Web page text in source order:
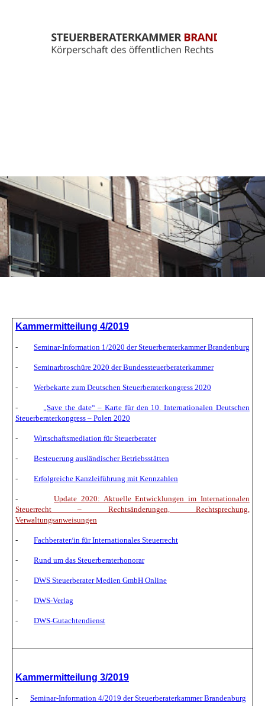
Kammermitteilung 4/2019
- Seminar-Information 1/2020 der Steuerberaterkammer Brandenburg
- Seminarbroschüre 2020 der Bundessteuerberaterkammer
- Werbekarte zum Deutschen Steuerberaterkongress 2020
- „Save the date“ – Karte für den 10. Internationalen Deutschen
Steuerberaterkongress – Polen 2020
- Wirtschaftsmediation für Steuerberater
- Besteuerung ausländischer Betriebsstätten
- Erfolgreiche Kanzleiführung mit Kennzahlen
-Update 2020: Aktuelle Entwicklungen im Internationalen
Steuerrecht – Rechtsänderungen, Rechtsprechung,
Verwaltungsanweisungen
- Fachberater/in für Internationales Steuerrecht
- Rund um das Steuerberaterhonorar
- DWS Steuerberater Medien GmbH Online
- DWS-Verlag
- DWS-Gutachtendienst
Kammermitteilung 3/2019
- Seminar-Information 4/2019 der Steuerberaterkammer Brandenburg